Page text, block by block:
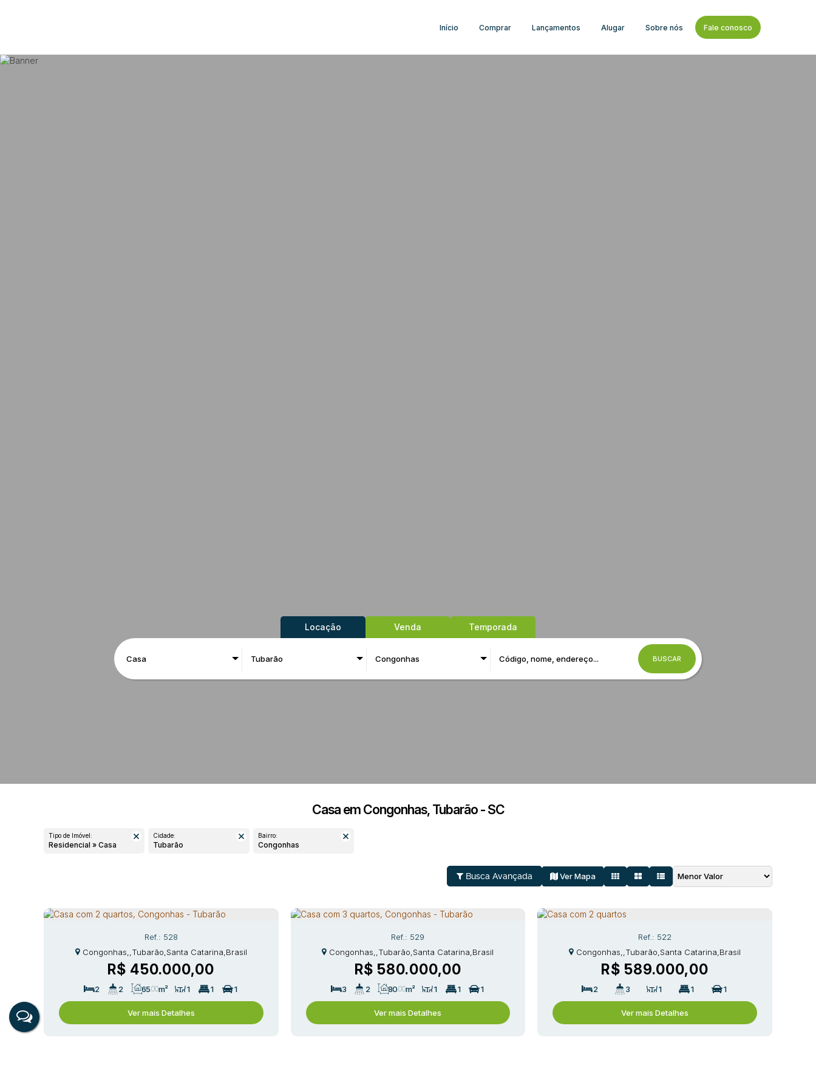
Sobre nós Fale conosco
Alugar
Lançamentos
Comprar
Início
Locação Venda Temporada
Casa Tubarão Congonhas BUSCAR
Casa em Congonhas, Tubarão - SC
Tipo de Imóvel:
Residencial » Casa
Cidade:
Tubarão
Bairro:
Congonhas
Busca Avançada Ver Mapa
R$ 450.000,00
528
Congonhas
Tubarão Santa Catarina Brasil
2 2 65.00m² 1 1 1
Ver mais Detalhes
R$ 580.000,00
529
Congonhas
Tubarão Santa Catarina Brasil
3 2 80.00m² 1 1 1
Ver mais Detalhes
R$ 589.000,00
522
Congonhas
Tubarão Santa Catarina Brasil
2 3 1 1 1
Ver mais Detalhes